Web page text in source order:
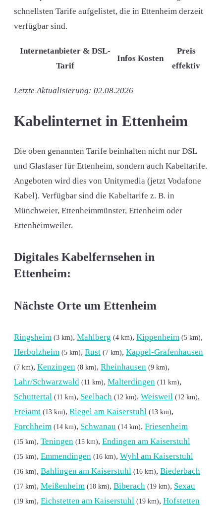
schnellsten Tarife aufgelistet, die in Ettenheim derzeit
verfügbar sind.
Internetanbieter & DSL-
Tarif
Infos Kosten
Preis
effektiv
Letzte Aktualisierung: 02.08.2026
Kabelinternet in Ettenheim
Die oben genannten Tarife beinhalten nicht nur DSL
und Glasfaser für Ettenheim, sondern auch Kabeltarife.
Angeboten wird dies von Unitymedia (jetzt Vodafone
Kabel). Verfügbar sind die Kabeltarife z. B. in
Münchweier, Ettenheimmünster, Ettenheim oder
Ettenheimweiler.
Digitales Kabelfernsehen in
Ettenheim:
Nächste Orte um Ettenheim
Ringsheim (3 km), Mahlberg (4 km), Kippenheim (5 km),
Herbolzheim (5 km), Rust (7 km), Kappel-Grafenhausen
(7 km), Kenzingen (8 km), Rheinhausen (9 km),
Lahr/Schwarzwald (11 km), Malterdingen (11 km),
Schuttertal (11 km), Seelbach (12 km), Weisweil (12 km),
Freiamt (13 km), Riegel am Kaiserstuhl (13 km),
Forchheim (14 km), Schwanau (14 km), Friesenheim
(15 km), Teningen (15 km), Endingen am Kaiserstuhl
(15 km), Emmendingen (16 km), Wyhl am Kaiserstuhl
(16 km), Bahlingen am Kaiserstuhl (16 km), Biederbach
(17 km), Meißenheim (18 km), Biberach (19 km), Sexau
(19 km), Eichstetten am Kaiserstuhl (19 km), Hofstetten